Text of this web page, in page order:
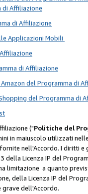
di Affiliazione
di Affiliazione
Applicazioni Mobili
di Affiliazione
del Programma di
del Programma di
("Politiche del
in maiuscolo utilizzati
nell'Accordo. I diritti
Licenza IP del
limitazione a quanto
della Licenza IP del
grave dell'Accordo.